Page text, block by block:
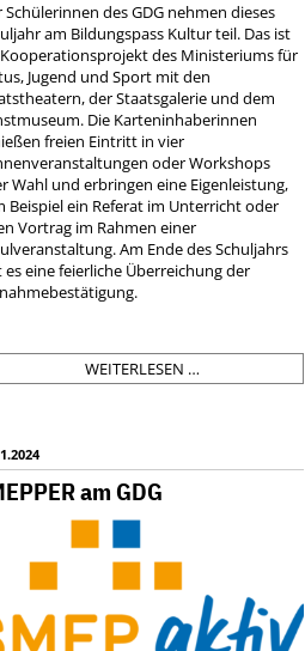
Schülerinnen des GDG nehmen dieses
am Bildungspass Kultur teil. Das ist
des Ministeriums für
Jugend und Sport mit den
der Staatsgalerie und dem
Die Karteninhaberinnen
freien Eintritt in vier
oder Workshops
Wahl und erbringen eine Eigenleistung,
Beispiel ein Referat im Unterricht oder
Vortrag im Rahmen einer
Am Ende des Schuljahrs
es eine feierliche Überreichung der
WEITERLESEN …
MEETS
KULTUR
am GDG